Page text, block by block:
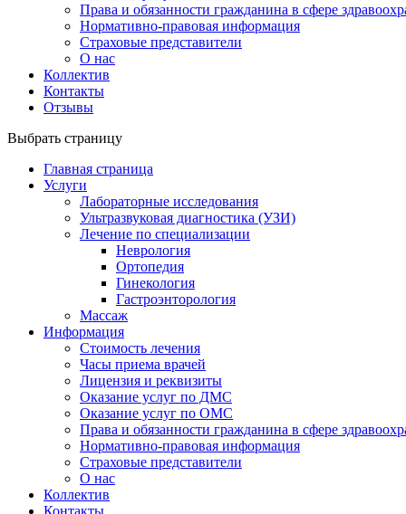
Права и обязанности гражданина в сфере
Нормативно-правовая информация
Страховые представители
О нас
Коллектив
Контакты
Отзывы
Выбрать страницу
Главная страница
Услуги
Лабораторные исследования
Ультразвуковая диагностика (УЗИ)
Лечение по специализации
Неврология
Ортопедия
Гинекология
Гастроэнторология
Массаж
Информация
Стоимость лечения
Часы приема врачей
Лицензия и реквизиты
Оказание услуг по ДМС
Оказание услуг по ОМС
Права и обязанности гражданина в сфере
Нормативно-правовая информация
Страховые представители
О нас
Коллектив
Контакты